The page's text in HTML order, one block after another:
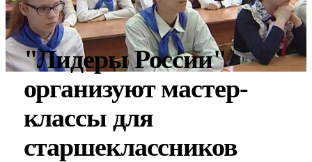
"Лидеры России"
организуют мастер-
классы для
старшеклассников